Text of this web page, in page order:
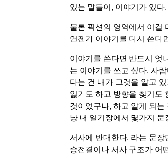
있는 말들이, 이야기가 있
물론 픽션의 영역에서 이걸
언젠가 이야기를 다시 쓴다
이야기를 쓴다면 반드시 엇
는 이야기를 쓰고 싶다. 사
다는 건 내가 그것을 알고
잃기도 하고 방향을 찾기도
것이었구나, 하고 알게 되는
냥 내 일기장에서 몇가지 문
서사에 반대한다. 라는 문장
승전결이나 서사 구조가 어